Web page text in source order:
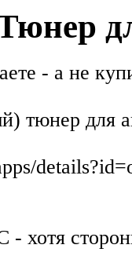
- а не
тюнер для
- хотя